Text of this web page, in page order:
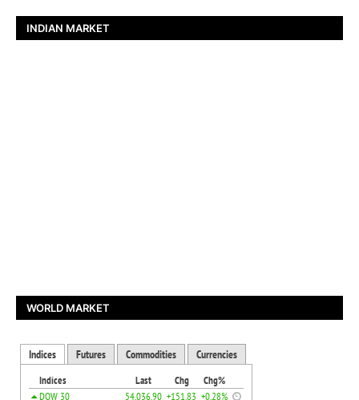
INDIAN MARKET
WORLD MARKET